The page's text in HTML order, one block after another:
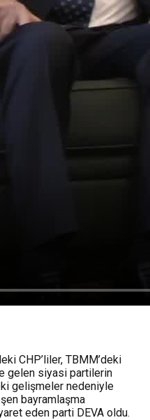
CHP’liler, TBMM’deki
gelen siyasi partilerin
gelişmeler nedeniyle
bayramlaşma
eden parti DEVA oldu.